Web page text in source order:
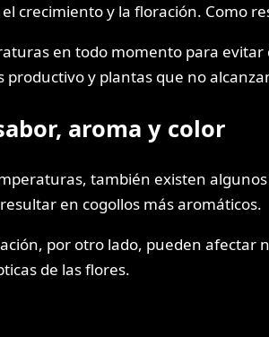
crecimiento y la floración. Como
en todo momento para
y plantas que no
aroma y color
también existen
en cogollos más aromáticos.
por otro lado, pueden afectar
de las flores.